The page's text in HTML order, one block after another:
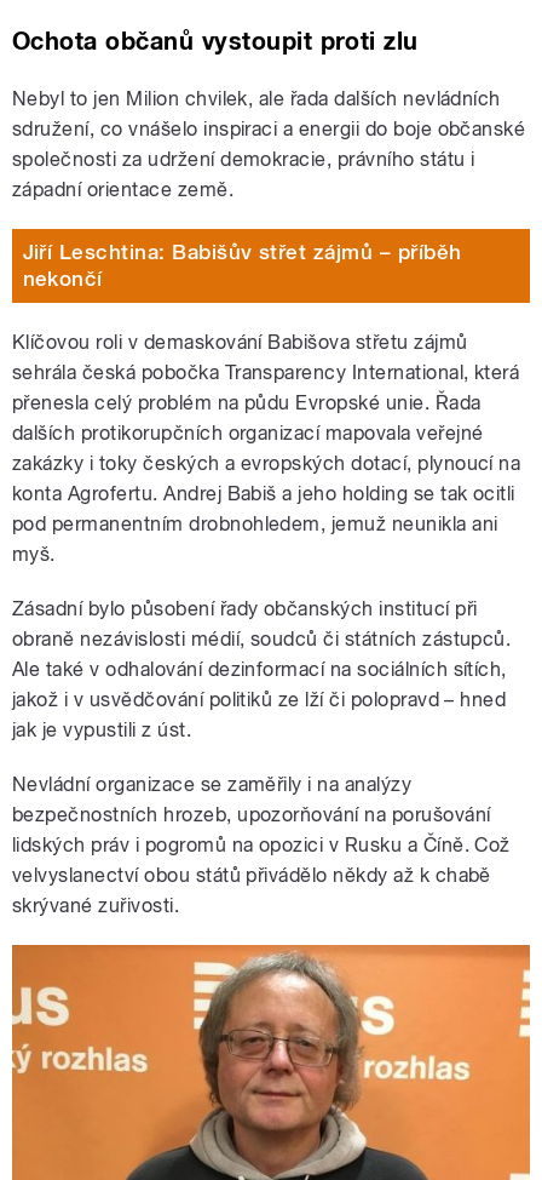
Ochota občanů vystoupit proti zlu
Nebyl to jen Milion chvilek, ale řada dalších nevládních
sdružení, co vnášelo inspiraci a energii do boje občanské
společnosti za udržení demokracie, právního státu i
západní orientace země.
Jiří Leschtina: Babišův střet zájmů – příběh
nekončí
Klíčovou roli v demaskování Babišova střetu zájmů
sehrála česká pobočka Transparency International, která
přenesla celý problém na půdu Evropské unie. Řada
dalších protikorupčních organizací mapovala veřejné
zakázky i toky českých a evropských dotací, plynoucí na
konta Agrofertu. Andrej Babiš a jeho holding se tak ocitli
pod permanentním drobnohledem, jemuž neunikla ani
myš.
Zásadní bylo působení řady občanských institucí při
obraně nezávislosti médií, soudců či státních zástupců.
Ale také v odhalování dezinformací na sociálních sítích,
jakož i v usvědčování politiků ze lží či polopravd – hned
jak je vypustili z úst.
Nevládní organizace se zaměřily i na analýzy
bezpečnostních hrozeb, upozorňování na porušování
lidských práv i pogromů na opozici v Rusku a Číně. Což
velvyslanectví obou států přivádělo někdy až k chabě
skrývané zuřivosti.